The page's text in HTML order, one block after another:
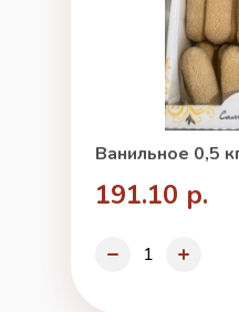
Ванильное 0,5
191.10 р.